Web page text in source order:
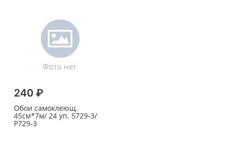
240 ₽
Обои самоклеющ.
45см*7м/ 24 уп. 5729-3/
Р729-3